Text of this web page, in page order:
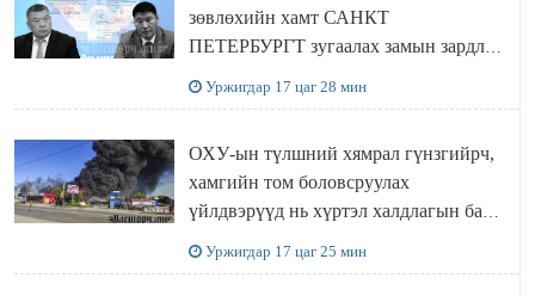
зөвлөхийн хамт САНКТ
ПЕТЕРБУРГТ зугаалах замын зардлаа
Уржигдар 17 цаг 28 мин
ОХУ-ын түлшний хямрал гүнзгийрч,
хамгийн том боловсруулах
үйлдвэрүүд нь хүртэл халдлагын бай
Уржигдар 17 цаг 25 мин